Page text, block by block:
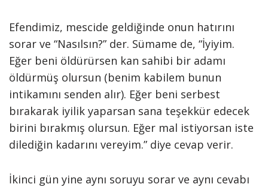
Efendimiz, mescide geldiğinde onun hatırını
sorar ve “Nasılsın?” der. Sümame de, “İyiyim.
Eğer beni öldürürsen kan sahibi bir adamı
öldürmüş olursun (benim kabilem bunun
intikamını senden alır). Eğer beni serbest
bırakarak iyilik yaparsan sana teşekkür edecek
birini bırakmış olursun. Eğer mal istiyorsan iste
dilediğin kadarını vereyim.” diye cevap verir.
İkinci gün yine aynı soruyu sorar ve aynı cevabı